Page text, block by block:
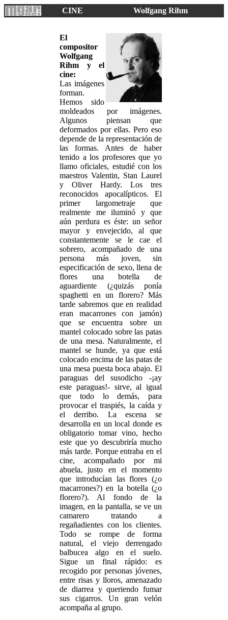
CINE Wolfgang Rihm
El
compositor
Wolfgang
Rihm y el
cine:
Las imágenes
forman.
Hemos sido
moldeados por imágenes.
Algunos piensan que
deformados por ellas. Pero eso
depende de la representación de
las formas. Antes de haber
tenido a los profesores que yo
llamo oficiales, estudié con los
maestros Valentin, Stan Laurel
y Oliver Hardy. Los tres
reconocidos apocalípticos. El
primer largometraje que
realmente me iluminó y que
aún perdura es éste: un señor
mayor y envejecido, al que
constantemente se le cae el
sobrero, acompañado de una
persona más joven, sin
especificación de sexo, llena de
flores una botella de
aguardiente (¿quizás ponía
spaghetti en un florero? Más
tarde sabremos que en realidad
eran macarrones con jamón)
que se encuentra sobre un
mantel colocado sobre las patas
de una mesa. Naturalmente, el
mantel se hunde, ya que está
colocado encima de las patas de
una mesa puesta boca abajo. El
paraguas del susodicho -¡ay
este paraguas!- sirve, al igual
que todo lo demás, para
provocar el traspiés, la caída y
el derribo. La escena se
desarrolla en un local donde es
obligatorio tomar vino, hecho
este que yo descubriría mucho
más tarde. Porque entraba en el
cine, acompañado por mi
abuela, justo en el momento
que introducían las flores (¿o
macarrones?) en la botella (¿o
florero?). Al fondo de la
imagen, en la pantalla, se ve un
camarero tratando a
regañadientes con los clientes.
Todo se rompe de forma
natural, el viejo derrengado
balbucea algo en el suelo.
Sigue un final rápido: es
recogido por personas jóvenes,
entre risas y lloros, amenazado
de diarrea y queriendo fumar
sus cigarros. Un gran velón
acompaña al grupo.